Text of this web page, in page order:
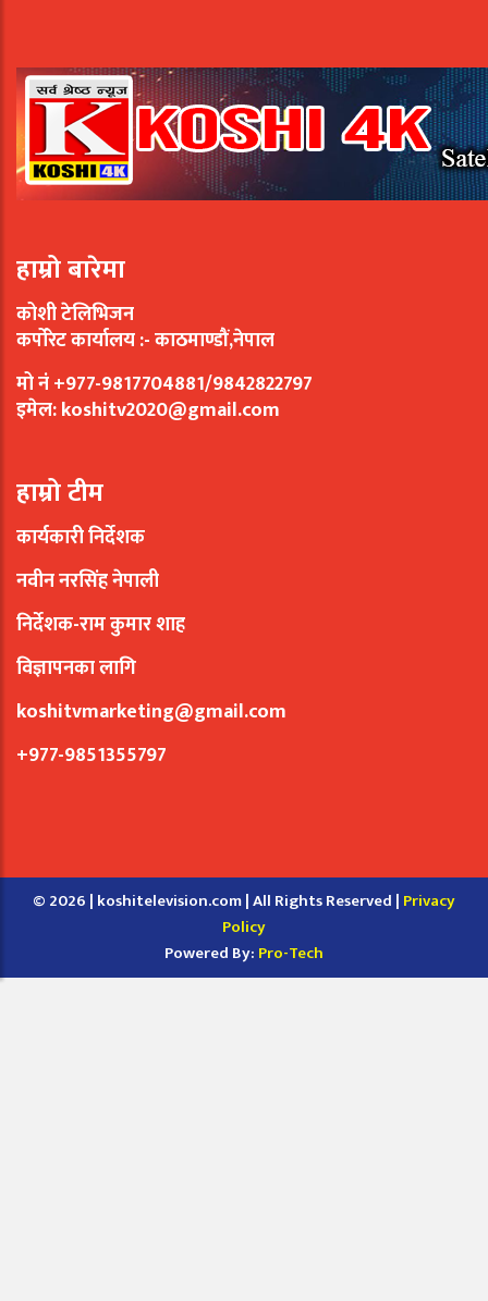
हाम्रो बारेमा
कोशी टेलिभिजन
कर्पोरेट कार्यालय :- काठमाण्डौं,नेपाल
मो नं +977-9817704881/9842822797
इमेल:koshitv2020@gmail.com
हाम्रो टीम
कार्यकारी निर्देशक
नवीन नरसिंह नेपाली
निर्देशक-राम कुमार शाह
विज्ञापनका लागि
koshitvmarketing@gmail.com
+977-9851355797
© 2026 | koshitelevision.com | All Rights Reserved | Privacy
Policy
Powered By: Pro-Tech